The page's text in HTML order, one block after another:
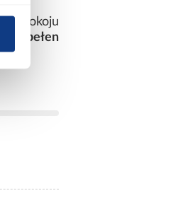
pokoju
pełen